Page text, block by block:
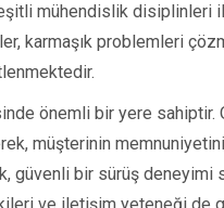
mühendislik disiplinleri
karmaşık problemleri
önemli bir yere sahiptir.
müşterinin
güvenli bir sürüş deneyimi